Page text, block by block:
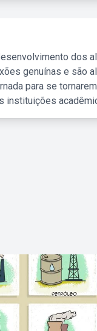
dos
genuínas e são
para se